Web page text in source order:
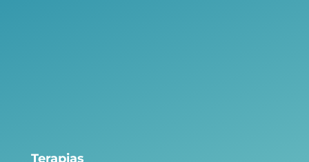
Terapias